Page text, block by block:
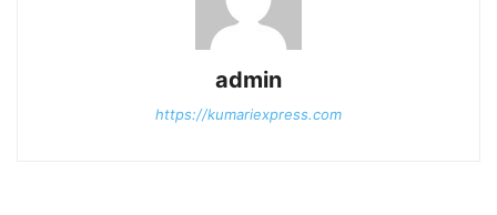
admin
https://kumariexpress.com